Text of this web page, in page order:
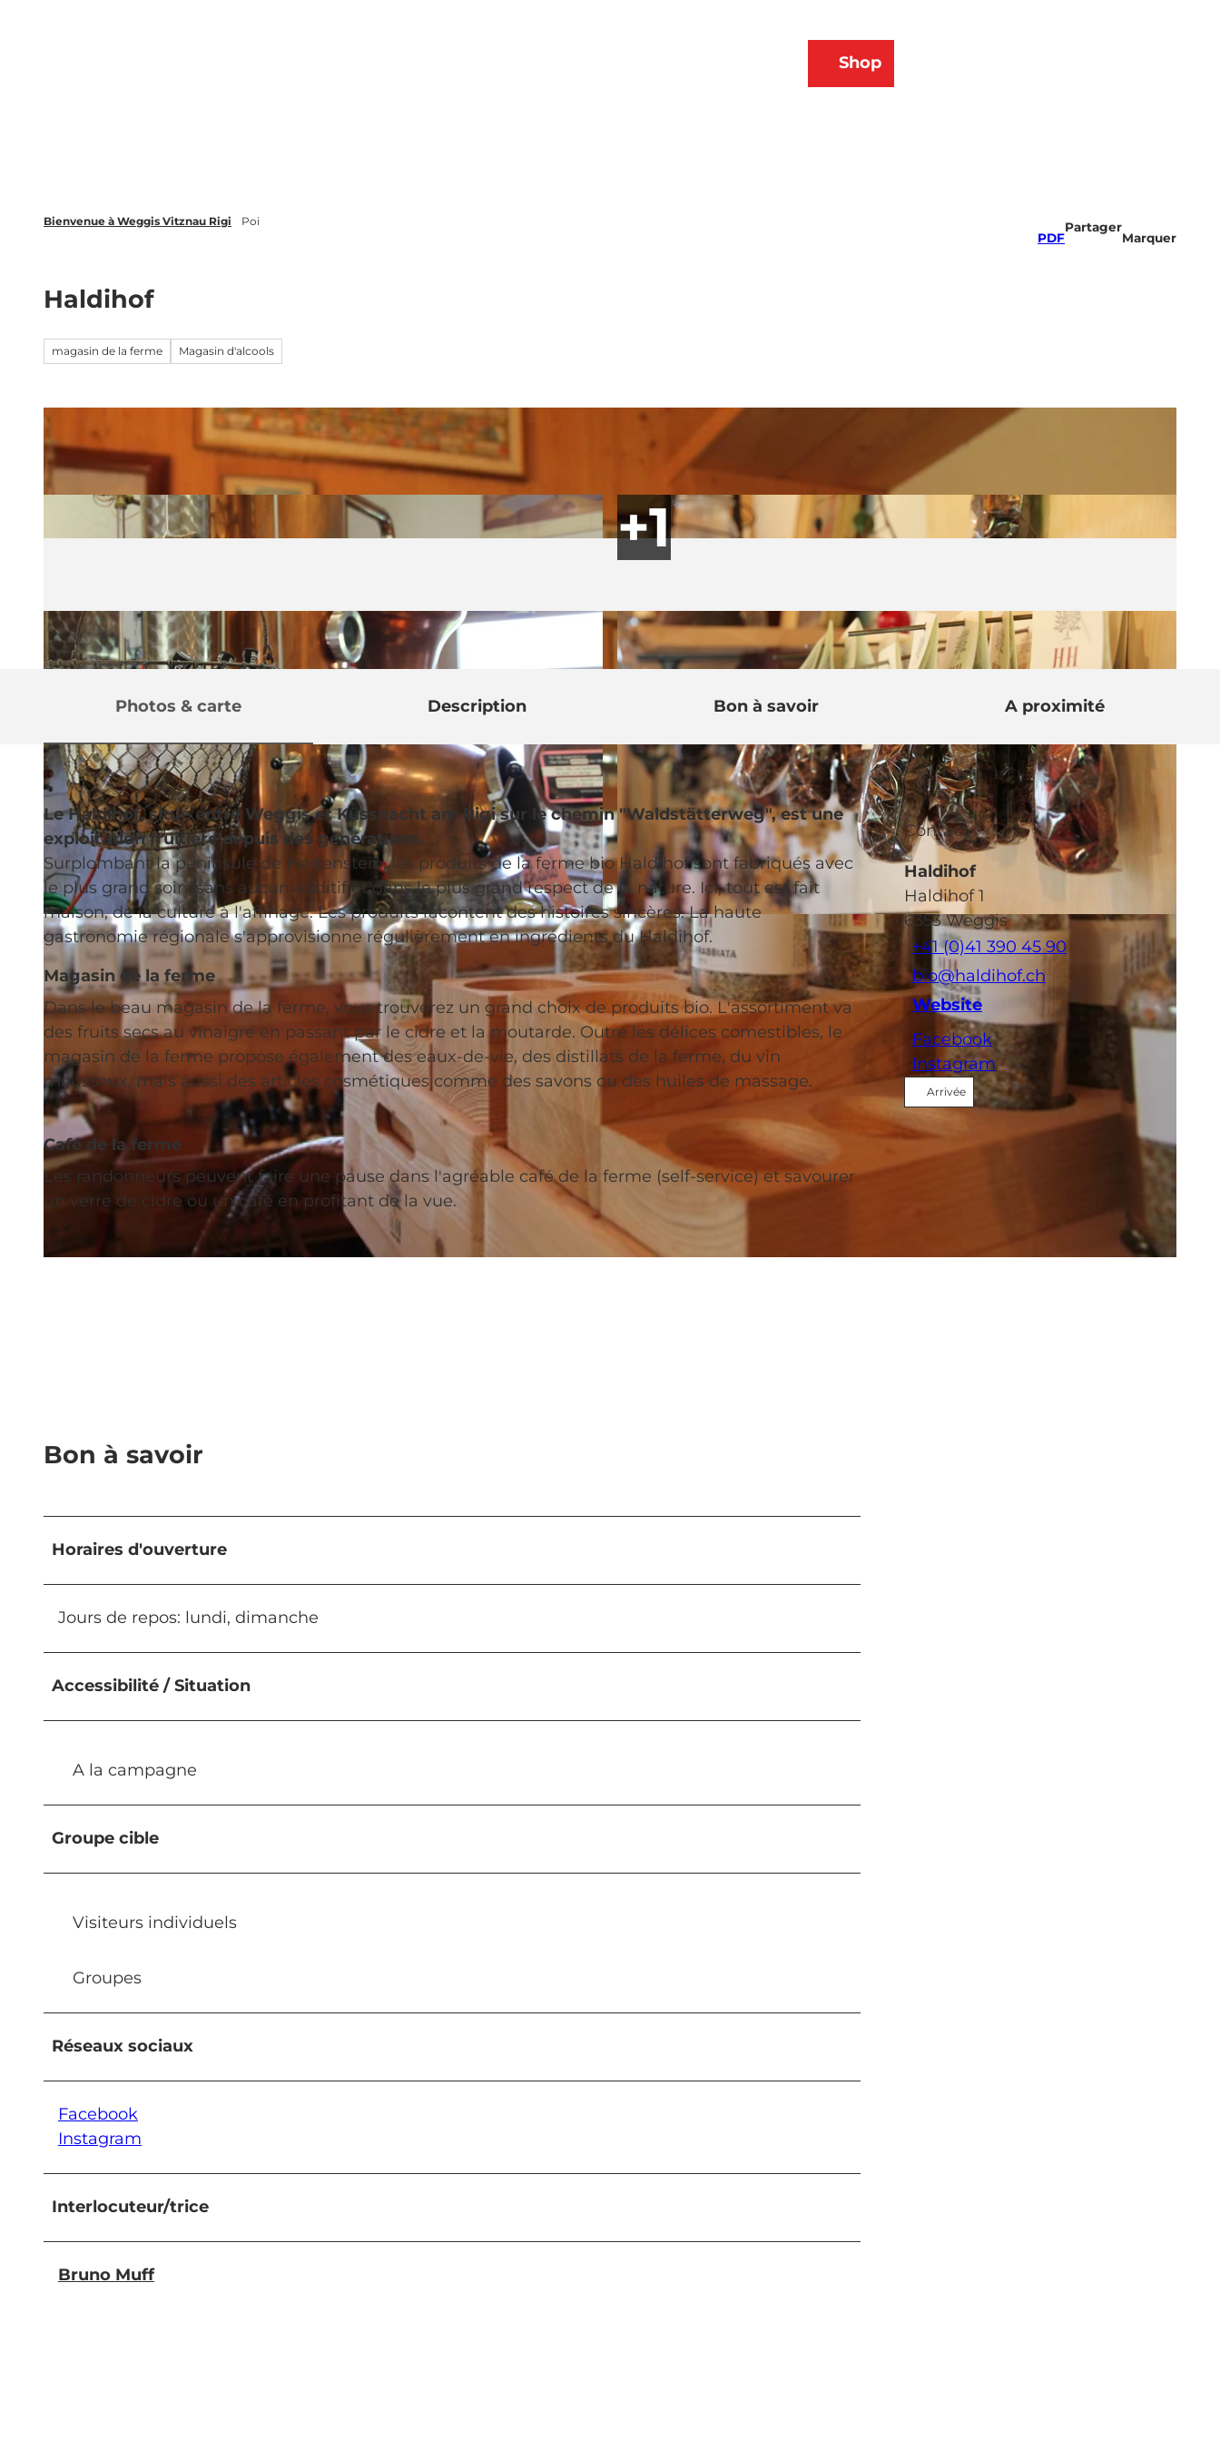
Recherche
Shop
Bienvenue à Weggis Vitznau Rigi Poi
PDF
Partager
Marquer
Haldihof
magasin de la ferme Magasin d'alcools
© Luzern Tourismus, Beda Jud-Brügger | CC-BY © Luzern Tourismus, Beda Jud-Brügger |
Photos & carte Description Bon à savoir A proximité
Le Haldihof, situé entre Weggis et Küssnacht am Rigi sur le chemin "Waldstätterweg", est une
exploitation fruitière depuis des générations.
Surplombant la péninsule de Hertenstein, les produits de la ferme bio Haldihof sont fabriqués avec
le plus grand soin, sans aucun additif et dans le plus grand respect de la nature. Ici, tout est fait
maison, de la culture à l'affinage. Les produits racontent des histoires sincères. La haute
gastronomie régionale s'approvisionne régulièrement en ingrédients du Haldihof.
Magasin de la ferme
Dans le beau magasin de la ferme, vous trouverez un grand choix de produits bio. L'assortiment va
des fruits secs au vinaigre en passant par le cidre et la moutarde. Outre les délices comestibles, le
magasin de la ferme propose également des eaux-de-vie, des distillats de la ferme, du vin
mousseux, mais aussi des articles cosmétiques comme des savons ou des huiles de massage.
Café de la ferme
Les randonneurs peuvent faire une pause dans l'agréable café de la ferme (self-service) et savourer
un verre de cidre ou un café en profitant de la vue.
Bon à savoir
Horaires d'ouverture
Jours de repos: lundi, dimanche
Accessibilité / Situation
A la campagne
Groupe cible
Visiteurs individuels
Groupes
Réseaux sociaux
Facebook
Instagram
Interlocuteur/trice
Bruno Muff
Contact
Haldihof
Haldihof 1
6353Weggis
+41 (0)41 390 45 90
bio@haldihof.ch
Website
Facebook
Instagram
Arrivée